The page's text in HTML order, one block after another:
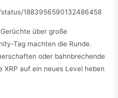
1883956590132486458
über große
Tag machten die Runde.
oder bahnbrechende
auf ein neues Level heben